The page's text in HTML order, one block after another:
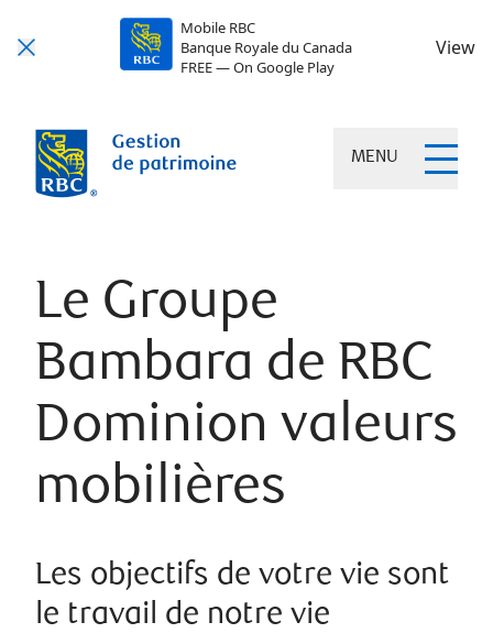
Mobile RBC
Banque Royale du Canada
FREE — On Google Play
View
MENU
Le Groupe
Bambara de RBC
Dominion valeurs
mobilières
Les objectifs de votre vie sont
le travail de notre vie